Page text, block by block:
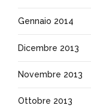
Gennaio 2014
Dicembre 2013
Novembre 2013
Ottobre 2013